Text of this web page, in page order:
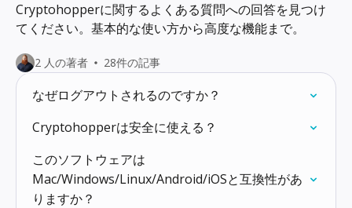
Cryptohopperに関するよくある質問への回答を見つけ
てください。基本的な使い方から高度な機能まで。
2 人の著者 28件の記事
なぜログアウトされるのですか？
Cryptohopperは安全に使える？
このソフトウェアは
Mac/Windows/Linux/Android/iOSと互換性があ
りますか？